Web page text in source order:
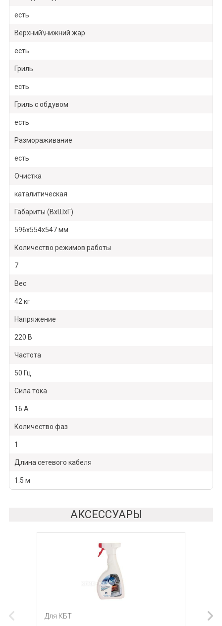
есть
Верхний\нижний жар
есть
Гриль
есть
Гриль с обдувом
есть
Размораживание
есть
Очистка
каталитическая
Габариты (ВxШxГ)
596x554x547 мм
Количество режимов работы
7
Вес
42 кг
Напряжение
220 В
Частота
50 Гц
Сила тока
16 А
Количество фаз
1
Длина сетевого кабеля
1.5 м
АКСЕССУАРЫ
Для КБТ
Для КБТ